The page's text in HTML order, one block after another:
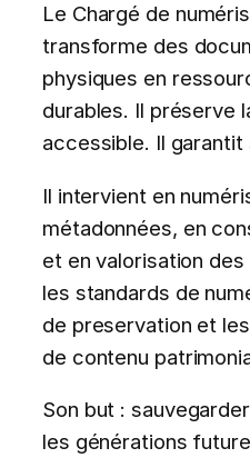
Le Chargé de
transforme des
physiques en
durables. Il préserve
accessible. Il garantit
Il intervient en
métadonnées, en
et en valorisation
les standards de
de preservation et
de contenu
Son but :
les générations